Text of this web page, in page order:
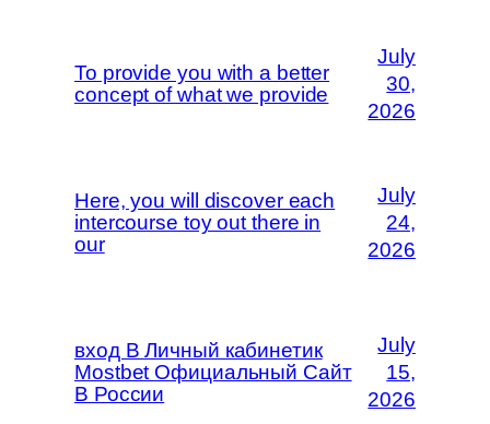
To provide you with a better
concept of what we provide
July
30,
2026
Here, you will discover each
intercourse toy out there in
our
July
24,
2026
вход В Личный кабинетик
Mostbet Официальный Сайт
В России
July
15,
2026